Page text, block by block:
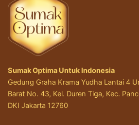
Sumak Optima Untuk Indonesia
Gedung Graha Krama Yudha Lantai 4
Barat No. 43, Kel. Duren Tiga, Kec.
DKI Jakarta 12760